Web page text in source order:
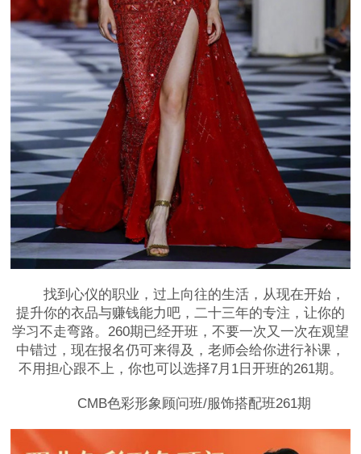
找到心仪的职业，过上向往的生活，从现在开始，
提升你的衣品与赚钱能力吧，二十三年的专注，让你的
学习不走弯路。260期已经开班，不要一次又一次在观望
中错过，现在报名仍可来得及，老师会给你进行补课，
不用担心跟不上，你也可以选择7月1日开班的261期。
CMB色彩形象顾问班/服饰搭配班261期